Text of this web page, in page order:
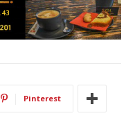
Pinterest